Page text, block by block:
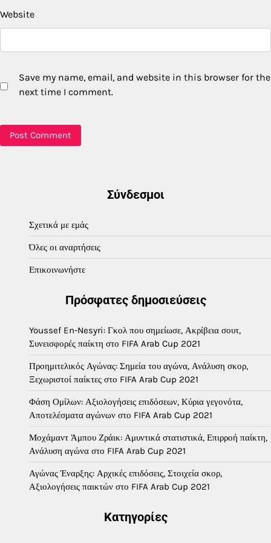
Website
Save my name, email, and website in this browser for the
next time I comment.
Σύνδεσμοι
Σχετικά με εμάς
Όλες οι αναρτήσεις
Επικοινωνήστε
Πρόσφατες δημοσιεύσεις
Youssef En-Nesyri: Γκολ που σημείωσε, Ακρίβεια σουτ,
Συνεισφορές παίκτη στο FIFA Arab Cup 2021
Προημιτελικός Αγώνας: Σημεία του αγώνα, Ανάλυση σκορ,
Ξεχωριστοί παίκτες στο FIFA Arab Cup 2021
Φάση Ομίλων: Αξιολογήσεις επιδόσεων, Κύρια γεγονότα,
Αποτελέσματα αγώνων στο FIFA Arab Cup 2021
Μοχάμαντ Άμπου Ζράικ: Αμυντικά στατιστικά, Επιρροή παίκτη,
Ανάλυση αγώνα στο FIFA Arab Cup 2021
Αγώνας Έναρξης: Αρχικές επιδόσεις, Στοιχεία σκορ,
Αξιολογήσεις παικτών στο FIFA Arab Cup 2021
Κατηγορίες